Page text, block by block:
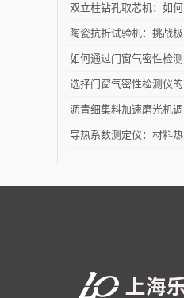
立柱钻孔取芯机的奥秘
双立柱钻孔取芯机：如何
提高地质取样的精确度与
效率？
陶瓷抗折试验机：挑战极
限，提升可能
如何通过门窗气密性检测
仪节能？
选择门窗气密性检测仪的
关键因素是什么？
沥青细集料加速磨光机调
试完毕紧急发货
导热系数测定仪：材料热